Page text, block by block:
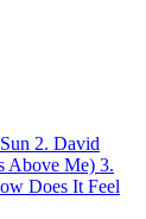
2. David
Above Me) 3.
Does It Feel